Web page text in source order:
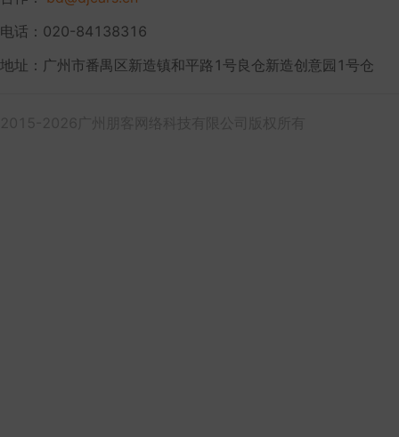
电话：020-84138316
地址：广州市番禺区新造镇和平路1号良仓新造创意园1号仓